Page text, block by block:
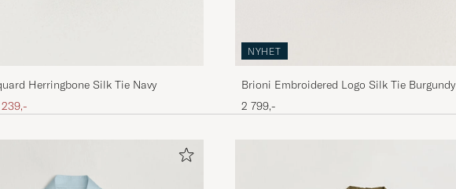
Herringbone Silk Tie Navy
pris
NYHET
Brioni Embroidered Logo Silk Tie Burgundy
2 799,-